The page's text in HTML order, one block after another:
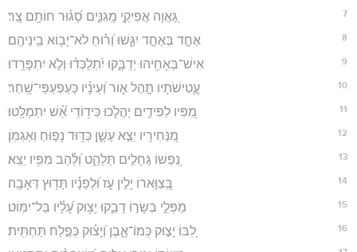
7 גַּ֭אֲוָה אֲפִיקֵ֣י מָֽגִנִּ֑ים סָ֝ג֗וּר חוֹתָ֥ם צָֽר׃
8 אֶחָ֣ד בְּאֶחָ֣ד יִגַּ֑שׁוּ וְ֝ר֗וּחַ לֹא־יָב֥וֹא בֵֽינֵיהֶֽם׃
9 אִישׁ־בְּאָחִ֥יהוּ יְדֻבָּ֑קוּ יִ֝תְלַכְּד֗וּ וְלֹ֣א יִתְפָּרָֽדוּ׃
10 עֲ‍ֽ֭טִישֹׁתָיו תָּ֣הֶל א֑וֹר וְ֝עֵינָ֗יו כְּעַפְעַפֵּי־שָֽׁחַר׃
11 מִ֭פִּיו לַפִּידִ֣ים יַהֲלֹ֑כוּ כִּיד֥וֹדֵי אֵ֝֗שׁ יִתְמַלָּֽטוּ׃
12 מִ֭נְּחִירָיו יֵצֵ֣א עָשָׁ֑ן כְּד֖וּד נָפ֣וּחַ וְאַגְמֹֽן׃
13 נַ֭פְשׁוֹ גֶּחָלִ֣ים תְּלַהֵ֑ט וְ֝לַ֗הַב מִפִּ֥יו יֵצֵֽא׃
14 בְּֽ֭צַוָּארוֹ יָלִ֣ין עֹ֑ז וּ֝לְפָנָ֗יו תָּד֥וּץ דְּאָבָֽה׃
15 מַפְּלֵ֣י בְשָׂר֣וֹ דָבֵ֑קוּ יָצ֥וּק עָ֝לָ֗יו בַּל־יִמּֽוֹט׃
16 לִ֭בּוֹ יָצ֣וּק כְּמוֹ־אָ֑בֶן וְ֝יָצ֗וּק כְּפֶ֣לַח תַּחְתִּֽית׃